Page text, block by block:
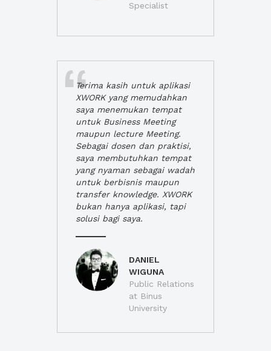
Specialist
Terima kasih untuk aplikasi
XWORK yang memudahkan
saya menemukan tempat
untuk Business Meeting
maupun lecture Meeting.
Sebagai dosen dan praktisi,
saya membutuhkan tempat
yang nyaman sebagai wadah
untuk berbisnis maupun
transfer knowledge. XWORK
bukan hanya aplikasi, tapi
solusi bagi saya.
DANIEL
WIGUNA
Public Relations
at Binus
University